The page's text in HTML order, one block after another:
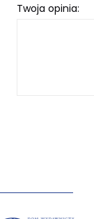
Twoja opinia: